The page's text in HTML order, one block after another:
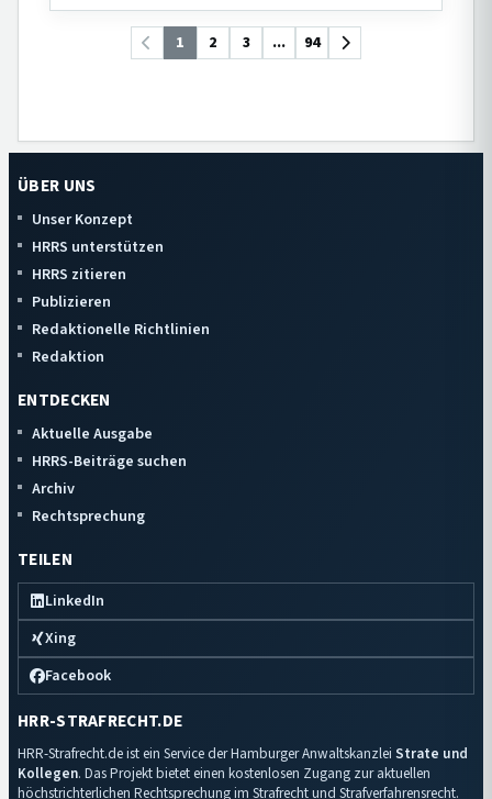
1 2 3 ... 94
ÜBER UNS
Unser Konzept
HRRS unterstützen
HRRS zitieren
Publizieren
Redaktionelle Richtlinien
Redaktion
ENTDECKEN
Aktuelle Ausgabe
HRRS-Beiträge suchen
Archiv
Rechtsprechung
TEILEN
LinkedIn
Xing
Facebook
HRR-STRAFRECHT.DE
HRR-Strafrecht.de ist ein Service der Hamburger Anwaltskanzlei Strate und
Kollegen. Das Projekt bietet einen kostenlosen Zugang zur aktuellen
höchstrichterlichen Rechtsprechung im Strafrecht und Strafverfahrensrecht.